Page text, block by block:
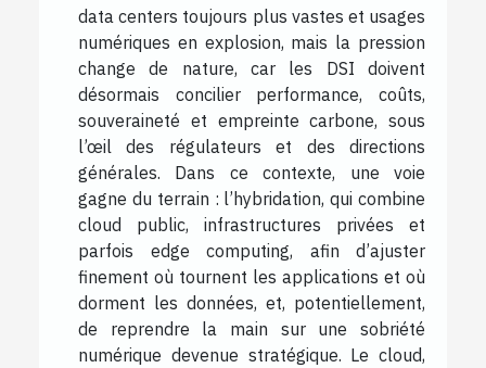
data centers toujours plus vastes et usages
numériques en explosion, mais la pression
change de nature, car les DSI doivent
désormais concilier performance, coûts,
souveraineté et empreinte carbone, sous
l’œil des régulateurs et des directions
générales. Dans ce contexte, une voie
gagne du terrain : l’hybridation, qui combine
cloud public, infrastructures privées et
parfois edge computing, afin d’ajuster
finement où tournent les applications et où
dorment les données, et, potentiellement,
de reprendre la main sur une sobriété
numérique devenue stratégique. Le cloud,